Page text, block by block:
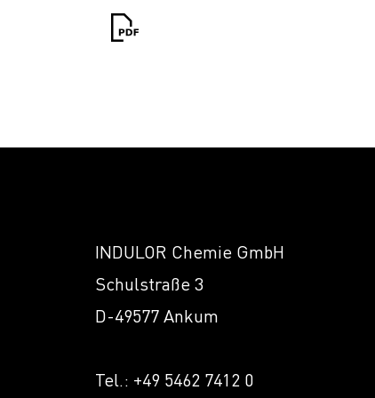
INDULOR Chemie GmbH
Schulstraße 3
D-49577 Ankum
Tel.: +49 5462 7412 0